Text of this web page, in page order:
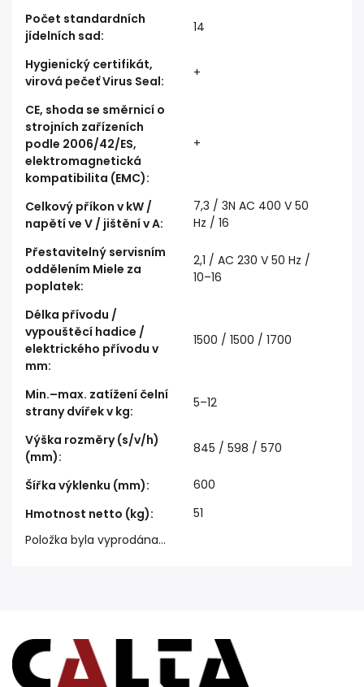
Počet standardních
jídelních sad:
14
Hygienický certifikát,
virová pečeť Virus Seal:
+
CE, shoda se směrnicí o
strojních zařízeních
podle 2006/42/ES,
elektromagnetická
kompatibilita (EMC):
+
Celkový příkon v kW /
napětí ve V / jištění v A:
7,3 / 3N AC 400 V 50
Hz / 16
Přestavitelný servisním
oddělením Miele za
poplatek:
2,1 / AC 230 V 50 Hz /
10–16
Délka přívodu /
vypouštěcí hadice /
elektrického přívodu v
mm:
1500 / 1500 / 1700
Min.–max. zatížení čelní
strany dvířek v kg:
5–12
Výška rozměry (s/v/h)
(mm):
845 / 598 / 570
Šířka výklenku (mm):
600
Hmotnost netto (kg):
51
Položka byla vyprodána…